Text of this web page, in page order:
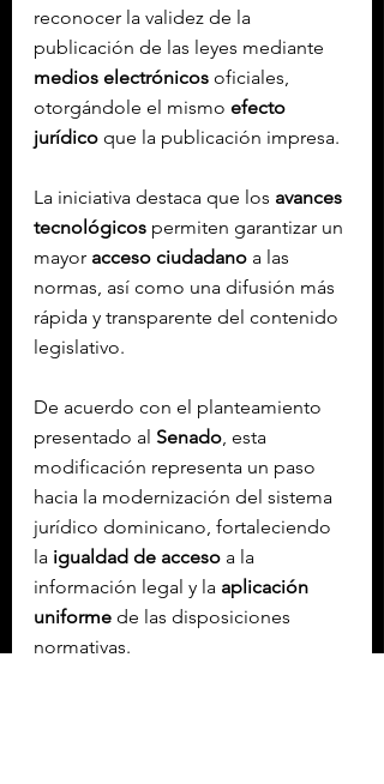
reconocer la validez de la
publicación de las leyes mediante
medios electrónicos oficiales,
otorgándole el mismo efecto
jurídico que la publicación impresa.
La iniciativa destaca que los avances
tecnológicos permiten garantizar un
mayor acceso ciudadano a las
normas, así como una difusión más
rápida y transparente del contenido
legislativo.
De acuerdo con el planteamiento
presentado al Senado , esta
modificación representa un paso
hacia la modernización del sistema
jurídico dominicano, fortaleciendo
la igualdad de acceso a la
información legal y la aplicación
uniforme de las disposiciones
normativas.